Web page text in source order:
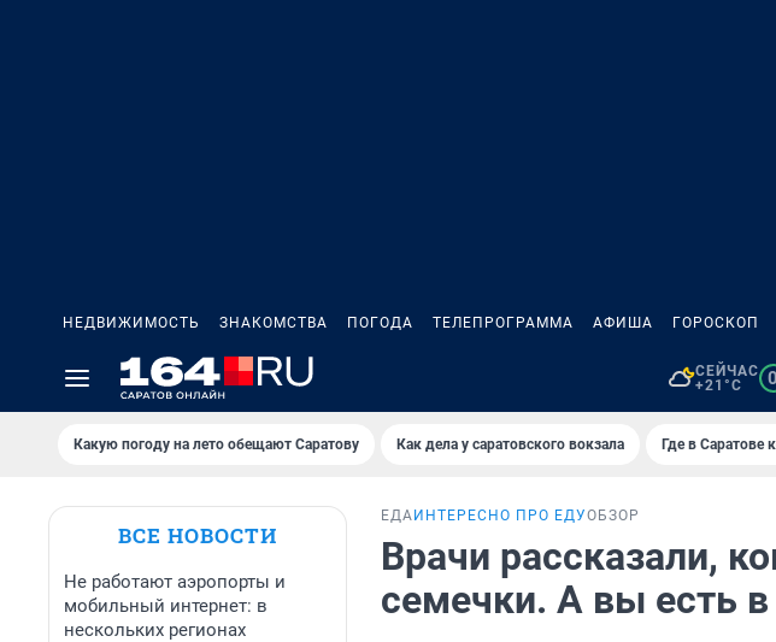
НЕДВИЖИМОСТЬ ЗНАКОМСТВА ПОГОДА ТЕЛЕПРОГРАММА АФИША ГОРОСКОП
СЕЙЧАС
+21°C
0
Какую погоду на лето обещают Саратову Как дела у саратовского вокзала Где в Саратове
ВСЕ НОВОСТИ
Не работают аэропорты и
мобильный интернет: в
нескольких регионах
ЕДА ИНТЕРЕСНО ПРО ЕДУОБЗОР
Врачи рассказали,
семечки. А вы есть в